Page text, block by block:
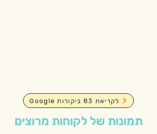
Google לקריאת 83 ביקורות
תמונות של לקוחות מרוצים